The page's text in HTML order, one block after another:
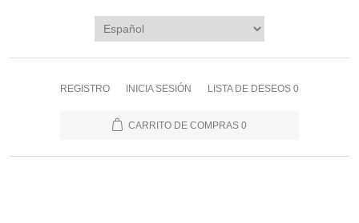
REGISTRO INICIA SESIÓN LISTA DE DESEOS 0
CARRITO DE COMPRAS 0